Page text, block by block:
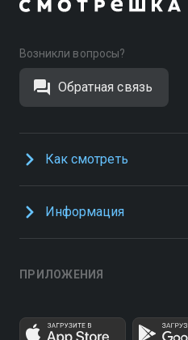
Возникли вопросы?
Обратная связь
Как смотреть
Информация
ПРИЛОЖЕНИЯ